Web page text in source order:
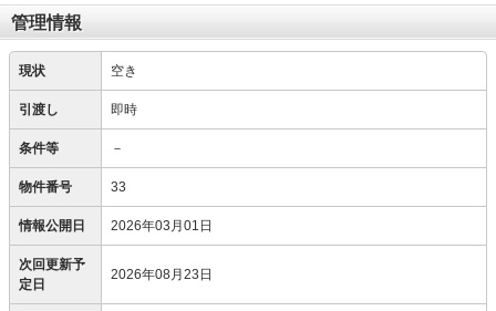
管理情報
現状 空き
引渡し 即時
条件等 －
物件番号 33
情報公開日 2026年03月01日
次回更新予
定日
2026年08月23日